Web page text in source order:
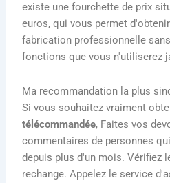
existe une fourchette de prix
euros, qui vous permet
fabrication professionnelle
fonctions que vous n'utiliserez
Ma recommandation la plus
Si vous souhaitez vraiment
télécommandée, Faites vos
commentaires de personnes
depuis plus d'un mois. Vérifiez
rechange. Appelez le service